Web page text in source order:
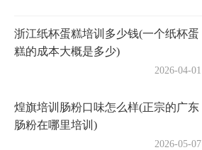
浙江纸杯蛋糕培训多少钱(一个纸杯蛋
糕的成本大概是多少)
2026-04-01
煌旗培训肠粉口味怎么样(正宗的广东
肠粉在哪里培训)
2026-05-07